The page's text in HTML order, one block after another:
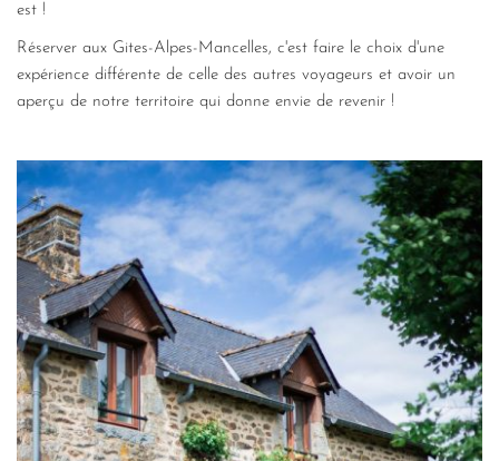
est !
Réserver aux Gites-Alpes-Mancelles, c'est faire le choix d'une
expérience différente de celle des autres voyageurs et avoir un
aperçu de notre territoire qui donne envie de revenir !